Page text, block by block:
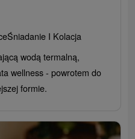
Śniadanie I Kolacja
wodą termalną,
wellness - powrotem do
formie.